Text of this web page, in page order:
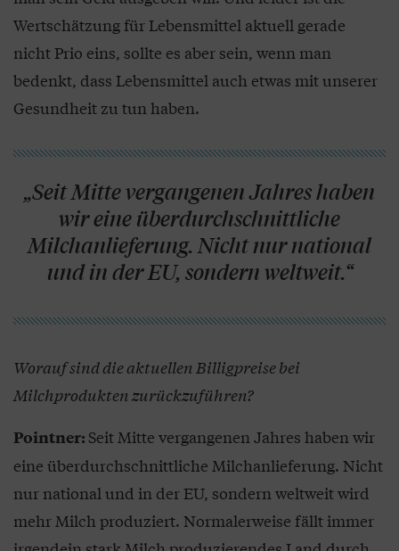
Wertschätzung für Lebensmittel aktuell gerade
nicht Prio eins, sollte es aber sein, wenn man
bedenkt, dass Lebensmittel auch etwas mit unserer
Gesundheit zu tun haben.
„Seit Mitte vergangenen Jahres haben
wir eine überdurchschnittliche
Milchanlieferung. Nicht nur national
und in der EU, sondern weltweit.“
Worauf sind die aktuellen Billigpreise bei
Milchprodukten zurückzuführen?
Pointner: Seit Mitte vergangenen Jahres haben wir
eine überdurchschnittliche Milchanlieferung. Nicht
nur national und in der EU, sondern weltweit wird
mehr Milch produziert. Normalerweise fällt immer